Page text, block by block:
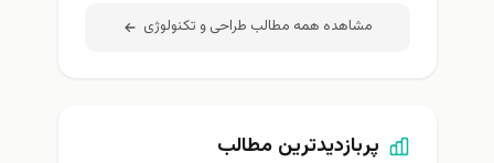
مشاهده همه مطالب طراحی و تکنولوژی
پربازدیدترین مطالب